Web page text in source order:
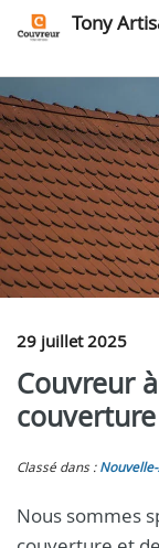
Tony
29 juillet 2025
Couvreur
Classé dans :
Nous sommes